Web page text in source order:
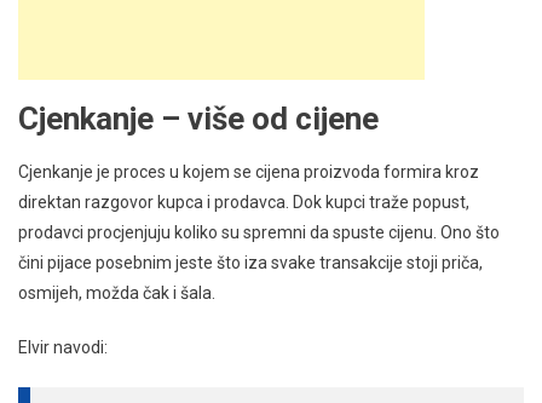
Cjenkanje – više od cijene
Cjenkanje je proces u kojem se cijena proizvoda formira kroz
direktan razgovor kupca i prodavca. Dok kupci traže popust,
prodavci procjenjuju koliko su spremni da spuste cijenu. Ono što
čini pijace posebnim jeste što iza svake transakcije stoji priča,
osmijeh, možda čak i šala.
Elvir navodi: